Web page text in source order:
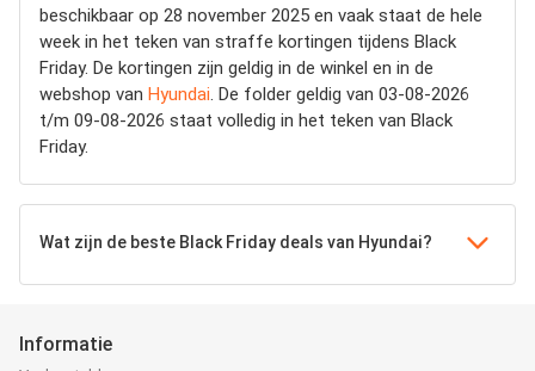
beschikbaar op 28 november 2025 en vaak staat de hele
week in het teken van straffe kortingen tijdens Black
Friday. De kortingen zijn geldig in de winkel en in de
webshop van Hyundai. De folder geldig van 03-08-2026
t/m 09-08-2026 staat volledig in het teken van Black
Friday.
Wat zijn de beste Black Friday deals van Hyundai?
Informatie